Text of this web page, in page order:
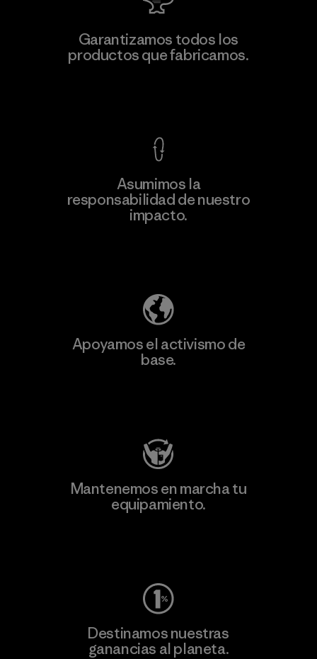
información
MAS Active (Pvt) Ltd. - Asialine
Factory
Garantizamos todos los
productos que fabricamos.
Asumimos la
responsabilidad de nuestro
impacto.
Apoyamos el activismo de
base.
Mantenemos en marcha tu
equipamiento.
Destinamos nuestras
ganancias al planeta.